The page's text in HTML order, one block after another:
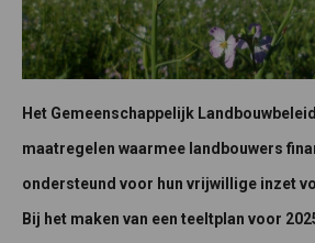
Het Gemeenschappelijk
maatregelen waarmee landbouwers
ondersteund voor hun vrijwillige inzet
Bij het maken van een teeltplan voor